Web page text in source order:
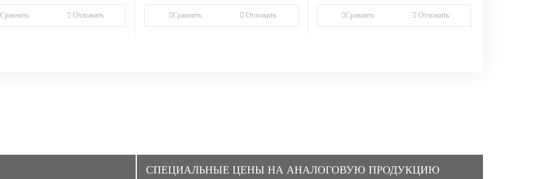
Сравнить Отложить Сравнить Отложить Сравнить Отложить
CПЕЦИАЛЬНЫЕ ЦЕНЫ НА АНАЛОГОВУЮ ПРОДУКЦИЮ